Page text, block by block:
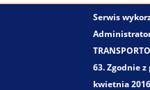
Serwis
63. Zgodnie
kwietnia